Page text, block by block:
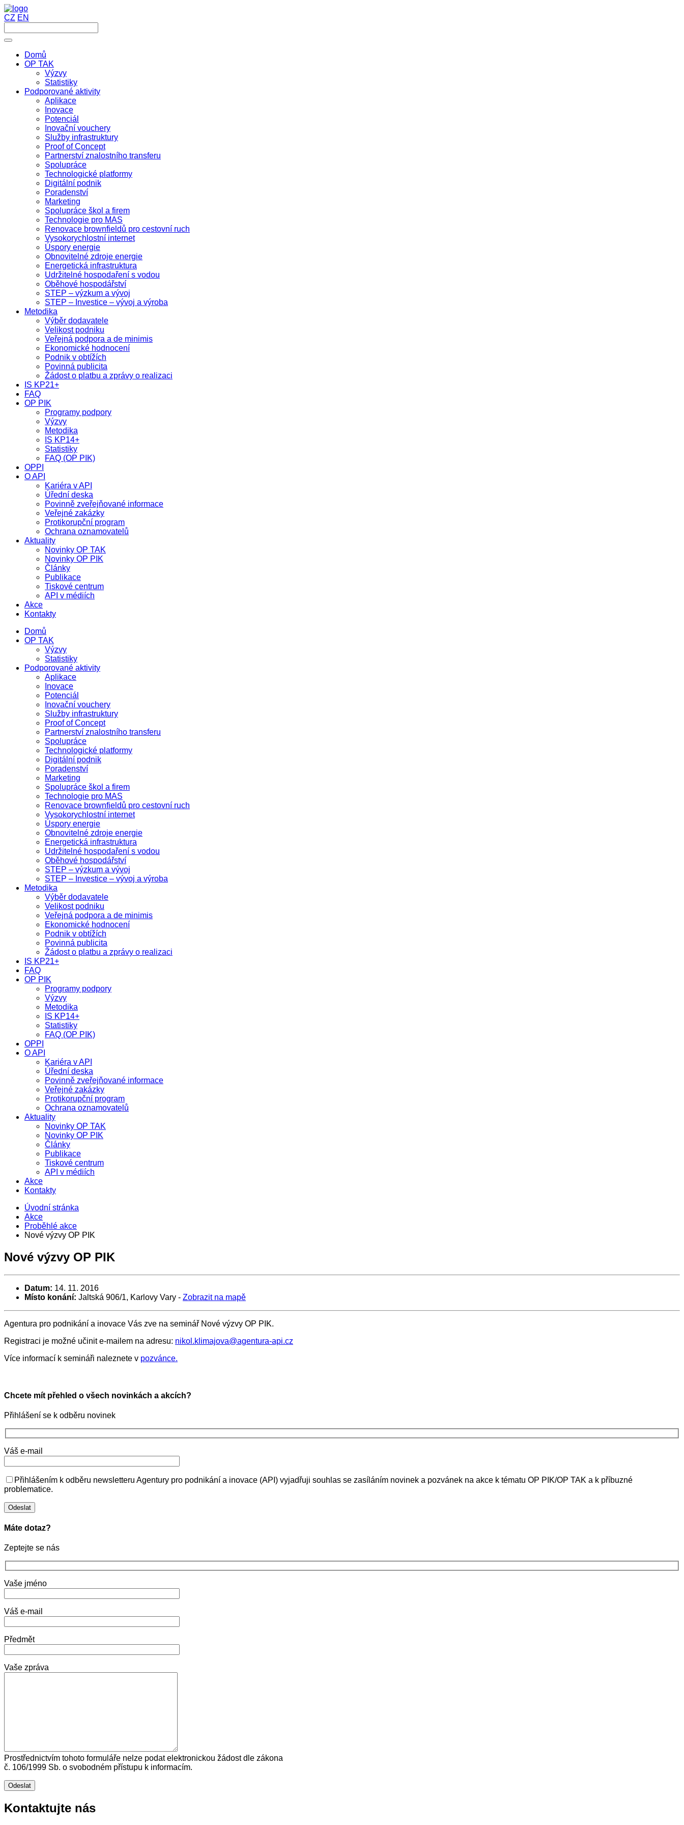
CZ EN
Domů
OP TAK
Výzvy
Statistiky
Podporované aktivity
Aplikace
Inovace
Potenciál
Inovační vouchery
Služby infrastruktury
Proof of Concept
Partnerství znalostního transferu
Spolupráce
Technologické platformy
Digitální podnik
Poradenství
Marketing
Spolupráce škol a firem
Technologie pro MAS
Renovace brownfieldů pro cestovní ruch
Vysokorychlostní internet
Úspory energie
Obnovitelné zdroje energie
Energetická infrastruktura
Udržitelné hospodaření s vodou
Oběhové hospodářství
STEP – výzkum a vývoj
STEP – Investice – vývoj a výroba
Metodika
Výběr dodavatele
Velikost podniku
Veřejná podpora a de minimis
Ekonomické hodnocení
Podnik v obtížích
Povinná publicita
Žádost o platbu a zprávy o realizaci
IS KP21+
FAQ
OP PIK
Programy podpory
Výzvy
Metodika
IS KP14+
Statistiky
FAQ (OP PIK)
OPPI
O API
Kariéra v API
Úřední deska
Povinně zveřejňované informace
Veřejné zakázky
Protikorupční program
Ochrana oznamovatelů
Aktuality
Novinky OP TAK
Novinky OP PIK
Články
Publikace
Tiskové centrum
API v médiích
Akce
Kontakty
Domů
OP TAK
Výzvy
Statistiky
Podporované aktivity
Aplikace
Inovace
Potenciál
Inovační vouchery
Služby infrastruktury
Proof of Concept
Partnerství znalostního transferu
Spolupráce
Technologické platformy
Digitální podnik
Poradenství
Marketing
Spolupráce škol a firem
Technologie pro MAS
Renovace brownfieldů pro cestovní ruch
Vysokorychlostní internet
Úspory energie
Obnovitelné zdroje energie
Energetická infrastruktura
Udržitelné hospodaření s vodou
Oběhové hospodářství
STEP – výzkum a vývoj
STEP – Investice – vývoj a výroba
Metodika
Výběr dodavatele
Velikost podniku
Veřejná podpora a de minimis
Ekonomické hodnocení
Podnik v obtížích
Povinná publicita
Žádost o platbu a zprávy o realizaci
IS KP21+
FAQ
OP PIK
Programy podpory
Výzvy
Metodika
IS KP14+
Statistiky
FAQ (OP PIK)
OPPI
O API
Kariéra v API
Úřední deska
Povinně zveřejňované informace
Veřejné zakázky
Protikorupční program
Ochrana oznamovatelů
Aktuality
Novinky OP TAK
Novinky OP PIK
Články
Publikace
Tiskové centrum
API v médiích
Akce
Kontakty
Úvodní stránka
Akce
Proběhlé akce
Nové výzvy OP PIK
Nové výzvy OP PIK
Datum: 14. 11. 2016
Místo konání: Jaltská 906/1, Karlovy Vary - Zobrazit na mapě
Agentura pro podnikání a inovace Vás zve na seminář Nové výzvy OP PIK.
Registraci je možné učinit e-mailem na adresu: nikol.klimajova@agentura-api.cz
Více informací k semináři naleznete v pozvánce.
Chcete mít přehled o všech novinkách a akcích?
Přihlášení se k odběru novinek
Váš e-mail
Přihlášením k odběru newsletteru Agentury pro podnikání a inovace (API) vyjadřuji souhlas se zasíláním novinek a pozvánek na akce k tématu OP PIK/OP TAK a k příbuzné
problematice.
Máte dotaz?
Zeptejte se nás
Vaše jméno
Váš e-mail
Předmět
Vaše zpráva
Prostřednictvím tohoto formuláře nelze podat elektronickou žádost dle zákona
č. 106/1999 Sb. o svobodném přístupu k informacím.
Kontaktujte nás